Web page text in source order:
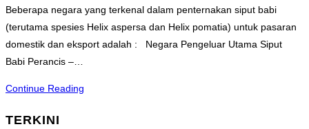
Beberapa negara yang terkenal dalam penternakan siput babi
(terutama spesies Helix aspersa dan Helix pomatia) untuk pasaran
domestik dan eksport adalah : Negara Pengeluar Utama Siput
Babi Perancis –…
Continue Reading
TERKINI